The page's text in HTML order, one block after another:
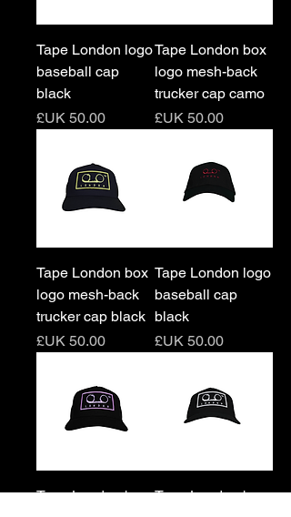
Tape London box
logo mesh-back
trucker cap camo
السعر
Tape London logo
baseball cap
black
السعر
Tape London logo
baseball cap
black
السعر
Tape London box
logo mesh-back
trucker cap black
السعر
Tape London box
Tape London box